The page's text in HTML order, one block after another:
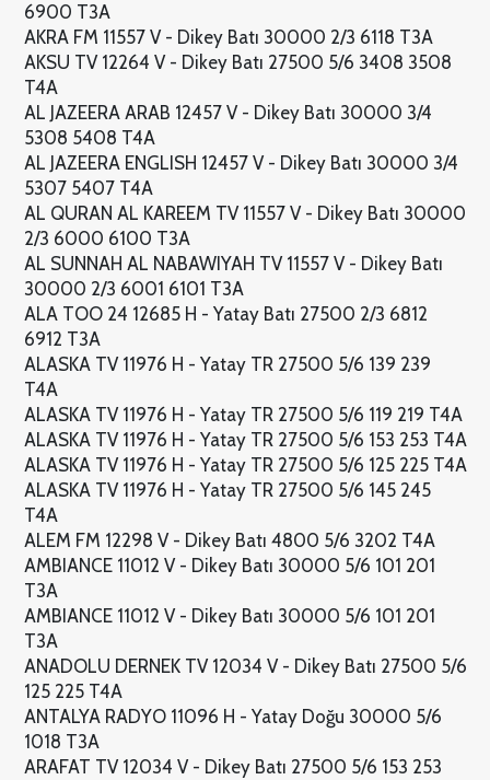
6900 T3A
AKRA FM 11557 V - Dikey Batı 30000 2/3 6118 T3A
AKSU TV 12264 V - Dikey Batı 27500 5/6 3408 3508
T4A
AL JAZEERA ARAB 12457 V - Dikey Batı 30000 3/4
5308 5408 T4A
AL JAZEERA ENGLISH 12457 V - Dikey Batı 30000 3/4
5307 5407 T4A
AL QURAN AL KAREEM TV 11557 V - Dikey Batı 30000
2/3 6000 6100 T3A
AL SUNNAH AL NABAWIYAH TV 11557 V - Dikey Batı
30000 2/3 6001 6101 T3A
ALA TOO 24 12685 H - Yatay Batı 27500 2/3 6812
6912 T3A
ALASKA TV 11976 H - Yatay TR 27500 5/6 139 239
T4A
ALASKA TV 11976 H - Yatay TR 27500 5/6 119 219 T4A
ALASKA TV 11976 H - Yatay TR 27500 5/6 153 253 T4A
ALASKA TV 11976 H - Yatay TR 27500 5/6 125 225 T4A
ALASKA TV 11976 H - Yatay TR 27500 5/6 145 245
T4A
ALEM FM 12298 V - Dikey Batı 4800 5/6 3202 T4A
AMBIANCE 11012 V - Dikey Batı 30000 5/6 101 201
T3A
AMBIANCE 11012 V - Dikey Batı 30000 5/6 101 201
T3A
ANADOLU DERNEK TV 12034 V - Dikey Batı 27500 5/6
125 225 T4A
ANTALYA RADYO 11096 H - Yatay Doğu 30000 5/6
1018 T3A
ARAFAT TV 12034 V - Dikey Batı 27500 5/6 153 253